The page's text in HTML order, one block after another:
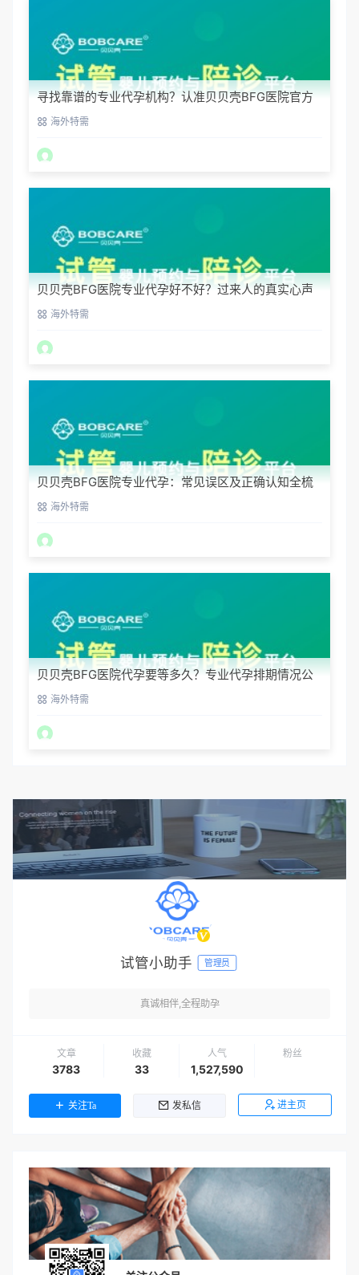
寻找靠谱的专业代孕机构？认准贝贝壳BFG医院官方
渠道海外特需
贝贝壳BFG医院专业代孕好不好？过来人的真实心声
海外特需
贝贝壳BFG医院专业代孕：常见误区及正确认知全梳
理 海外特需
贝贝壳BFG医院代孕要等多久？专业代孕排期情况公
开 海外特需
试管小助手 管理员
真诚相伴,全程助孕
文章
3783
收藏
33
人气
1,527,590
粉丝
关注Ta 发私信 进主页